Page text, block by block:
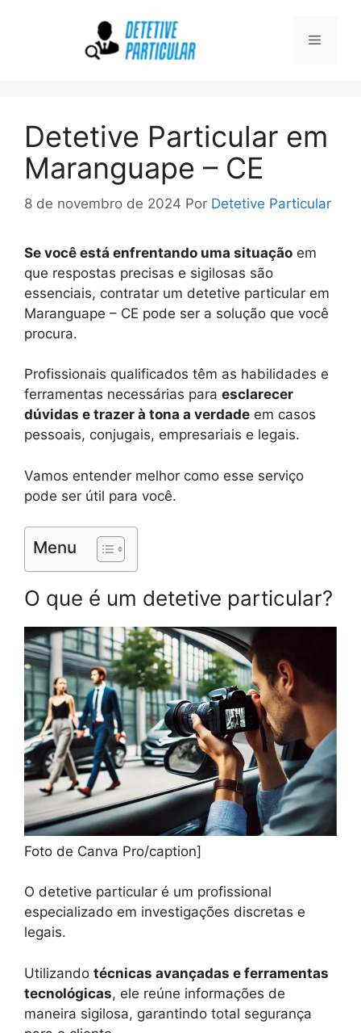
Menu
Detetive Particular em
Maranguape – CE
8 de novembro de 2024 Por Detetive Particular
Se você está enfrentando uma situação em
que respostas precisas e sigilosas são
essenciais, contratar um detetive particular em
Maranguape – CE pode ser a solução que você
procura.
Profissionais qualificados têm as habilidades e
ferramentas necessárias para esclarecer
dúvidas e trazer à tona a verdade em casos
pessoais, conjugais, empresariais e legais.
Vamos entender melhor como esse serviço
pode ser útil para você.
Menu
O que é um detetive particular?
Foto de Canva Pro/caption]
O detetive particular é um profissional
especializado em investigações discretas e
legais.
Utilizando técnicas avançadas e ferramentas
tecnológicas, ele reúne informações de
maneira sigilosa, garantindo total segurança